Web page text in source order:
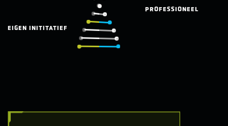
EIGEN INITITATIEF
PROFESSIONEEL